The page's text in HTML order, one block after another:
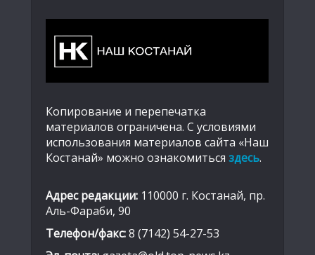
Копирование и перепечатка
материалов ограничена. С условиями
использования материалов сайта «Наш
Костанай» можно ознакомиться здесь.
Адрес редакции: 110000 г. Костанай, пр.
Аль-Фараби, 90
Телефон/факс:8 (7142) 54-27-53